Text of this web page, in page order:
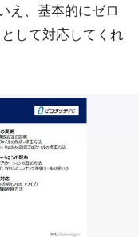
え、基本的にゼロ
して対応してくれ